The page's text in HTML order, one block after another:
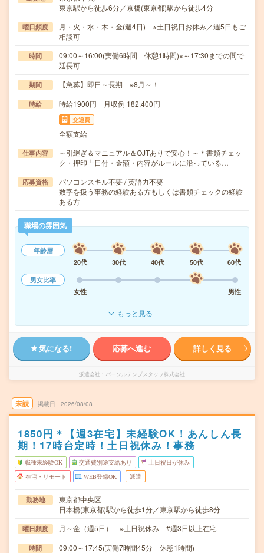
東京駅から徒歩6分／京橋(東京都)駅から徒歩4分
曜日頻度
月・火・水・木・金(週4日) ※土日祝日お休み／週5日もご
相談可
時間
09:00～16:00(実働6時間 休憩1時間)※～17:30までの間で
延長可
期間 【急募】即日～長期 ※8月～！
時給 時給1900円 月収例 182,400円
交通費
全額支給
仕事内容
～引継ぎ＆マニュアル＆OJTありで安心！～＊書類チェッ
ク・押印┗日付・金額・内容がルールに沿っている…
応募資格
パソコンスキル不要 / 英語力不要
数字を扱う事務の経験ある方もしくは書類チェックの経験
ある方
職場の雰囲気
年齢層
20代
30代 40代 50代
60代
男女比率
女性
男性
もっと見る
気になる! 応募へ進む 詳しく見る
派遣会社 パーソルテンプスタッフ株式会社
未読 掲載日 2026/08/08
1850円＊【週3在宅】未経験OK！あんしん長
期！17時台定時！土日祝休み！事務
職種未経験OK 交通費別途支給あり 土日祝日が休み
在宅・リモート WEB登録OK 派遣
勤務地
東京都中央区
日本橋(東京都)駅から徒歩1分／東京駅から徒歩8分
曜日頻度 月～金（週5日） ※土日祝休み #週3日以上在宅
時間 09:00～17:45(実働7時間45分 休憩1時間)